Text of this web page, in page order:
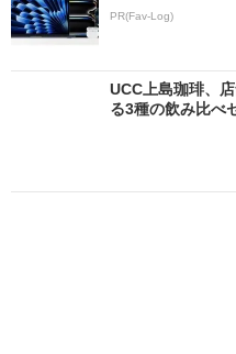
PR(Fav-Log)
UCC上島珈琲、
る3種の飲み比